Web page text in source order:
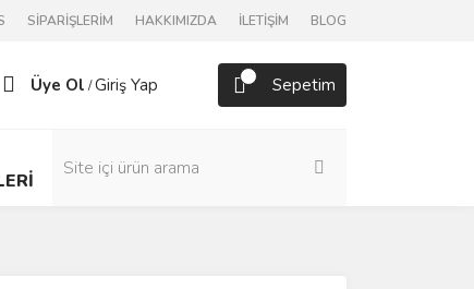
SİPARİŞLERİM HAKKIMIZDA İLETİŞİM BLOG
Üye Ol /Giriş Yap Sepetim